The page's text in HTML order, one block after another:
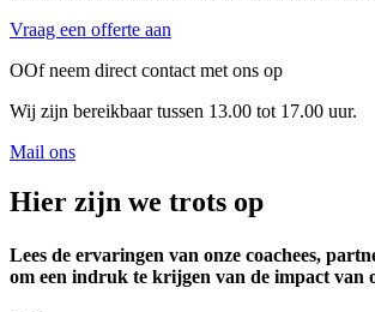
Vraag een offerte aan
OOf neem direct contact met ons op
Wij zijn bereikbaar tussen 13.00 tot 17.00 uur.
Mail ons
Hier zijn we trots op
Lees de ervaringen van onze coachees,
om een indruk te krijgen van de impact van